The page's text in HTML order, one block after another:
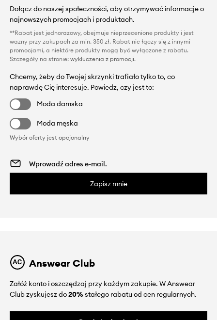
Dołącz do naszej społeczności, aby otrzymywać informacje o
najnowszych promocjach i produktach.
**Rabat jest jednorazowy, obejmuje nieprzecenione produkty i jest
ważny przy zakupach za min. 350 zł. Rabat nie łączy się z innymi
promocjami, a niektóre produkty mogą być wyłączone z rabatu.
Szczegóły na stronie: wykluczenia z promocji.
Chcemy, żeby do Twojej skrzynki trafiało tylko to, co
naprawdę Cię interesuje. Powiedz, czy jest to:
Moda damska
Moda męska
Wybór oferty jest opcjonalny
Zapisz mnie
Answear Club
Załóż konto i oszczędzaj przy każdym zakupie. W Answear
Club zyskujesz do20%stałego rabatu od cen regularnych.